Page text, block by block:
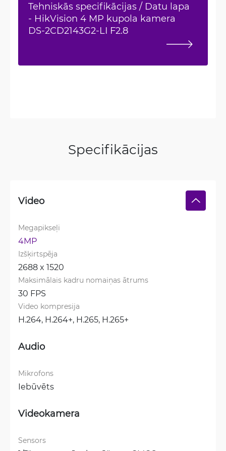
Tehniskās specifikācijas / Datu lapa
- HikVision 4 MP kupola kamera
DS-2CD2143G2-LI F2.8
Specifikācijas
Video
Megapikseļi
4MP
Izšķirtspēja
2688 x 1520
Maksimālais kadru nomaiņas ātrums
30 FPS
Video kompresija
H.264, H.264+, H.265, H.265+
Audio
Mikrofons
Iebūvēts
Videokamera
Sensors